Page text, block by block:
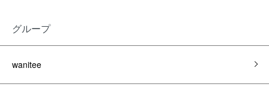
グループ
wanitee